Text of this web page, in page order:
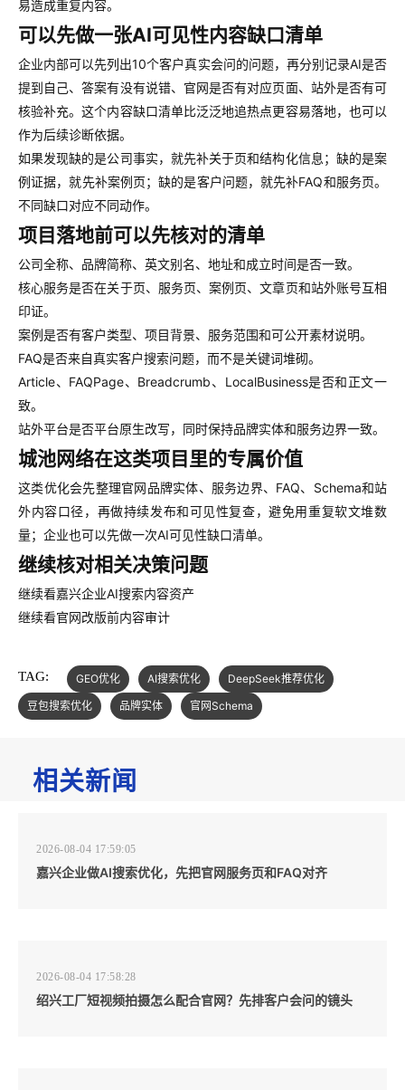
易造成重复内容。
可以先做一张AI可见性内容缺口清单
企业内部可以先列出10个客户真实会问的问题，再分别记录AI是否
提到自己、答案有没有说错、官网是否有对应页面、站外是否有可
核验补充。这个内容缺口清单比泛泛地追热点更容易落地，也可以
作为后续诊断依据。
如果发现缺的是公司事实，就先补关于页和结构化信息；缺的是案
例证据，就先补案例页；缺的是客户问题，就先补FAQ和服务页。
不同缺口对应不同动作。
项目落地前可以先核对的清单
公司全称、品牌简称、英文别名、地址和成立时间是否一致。
核心服务是否在关于页、服务页、案例页、文章页和站外账号互相
印证。
案例是否有客户类型、项目背景、服务范围和可公开素材说明。
FAQ是否来自真实客户搜索问题，而不是关键词堆砌。
Article、FAQPage、Breadcrumb、LocalBusiness是否和正文一
致。
站外平台是否平台原生改写，同时保持品牌实体和服务边界一致。
城池网络在这类项目里的专属价值
这类优化会先整理官网品牌实体、服务边界、FAQ、Schema和站
外内容口径，再做持续发布和可见性复查，避免用重复软文堆数
量；企业也可以先做一次AI可见性缺口清单。
继续核对相关决策问题
继续看嘉兴企业AI搜索内容资产
继续看官网改版前内容审计
TAG: GEO优化 AI搜索优化
DeepSeek推荐优化
豆包搜索优化
品牌实体 官网Schema
相关新闻
2026-08-04 17:59:05
嘉兴企业做AI搜索优化，先把官网服务页和FAQ对齐
2026-08-04 17:58:28
绍兴工厂短视频拍摄怎么配合官网？先排客户会问的镜头